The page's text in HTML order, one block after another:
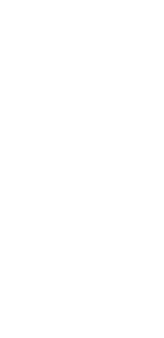
và Du lịch Lâm Đồng.
Lâm Đồng
tâm Hành chính tỉnh Lâm
Hương - Đà Lạt, tỉnh